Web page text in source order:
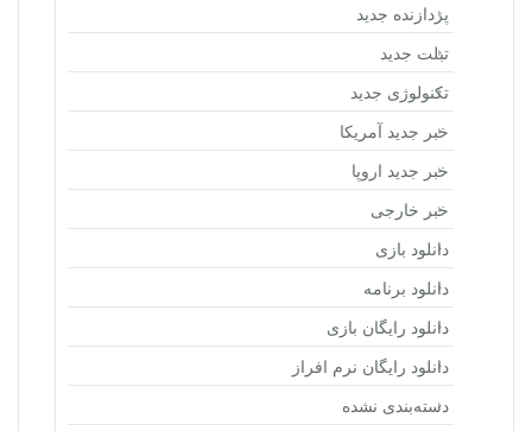
پردازنده جدید
تبلت جدید
تکنولوژی جدید
خبر جدید آمریکا
خبر جدید اروپا
خبر خارجی
دانلود بازی
دانلود برنامه
دانلود رایگان بازی
دانلود رایگان نرم افراز
دسته‌بندی نشده